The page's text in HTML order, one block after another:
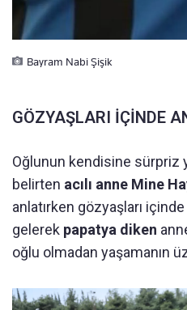
Bayram Nabi Şişik
GÖZYAŞLARI İÇİNDE
Oğlunun kendisine sürpriz
belirten acılı anne Mine
anlatırken gözyaşları
gelerek papatya diken
oğlu olmadan yaşamanın